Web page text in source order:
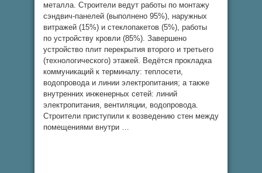
металла. Строители ведут работы по монтажу
сэндвич-панелей (выполнено 95%), наружных
витражей (15%) и стеклопакетов (5%), работы
по устройству кровли (85%). Завершено
устройство плит перекрытия второго и третьего
(технологического) этажей. Ведётся прокладка
коммуникаций к терминалу: теплосети,
водопровода и линии электропитания; а также
внутренних инженерных сетей: линий
электропитания, вентиляции, водопровода.
Строители приступили к возведению стен между
помещениями внутри …